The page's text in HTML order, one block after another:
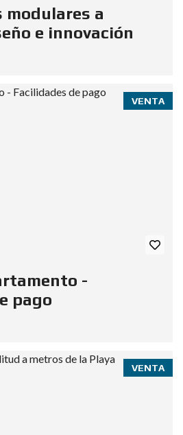
modulares a
e innovación
VENTA
-
pago
VENTA